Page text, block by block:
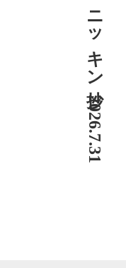
ニッキン抄 2026.7.31